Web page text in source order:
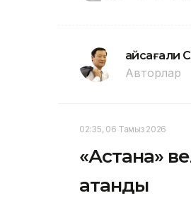
Ғайсағали
Авторлар
02:35, 06 Тамыз 2026
«Астана»
атанды